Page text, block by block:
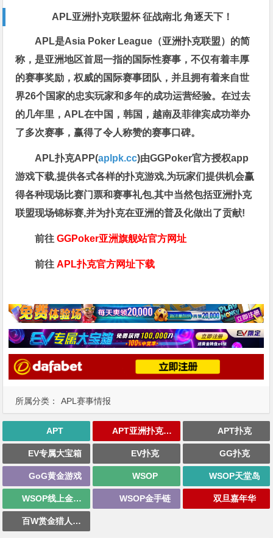
所属分类： APL赛事情报
APL亚洲扑克联盟杯 征战南北 角逐天下！
APL是Asia Poker League（亚洲扑克联盟）的简
称，是亚洲地区首屈一指的国际性赛事，不仅有着丰厚
的赛事奖励，权威的国际赛事团队，并且拥有着来自世
界26个国家的忠实玩家和多年的成功运营经验。在过去
的几年里，APL在中国，韩国，越南及菲律宾成功举办
了多次赛事，赢得了令人称赞的赛事口碑。
APL扑克APP(aplpk.cc)由GGPoker官方授权app
游戏下载,提供各式各样的扑克游戏,为玩家们提供机会赢
得各种现场比赛门票和赛事礼包,其中当然包括亚洲扑克
联盟现场锦标赛,并为扑克在亚洲的普及化做出了贡献!
前往GGPoker亚洲旗舰站官方网址
前往APL扑克官方网址下载
APT APT亚洲扑克巡回赛 APT扑克
EV专属大宝箱 EV扑克 GG扑克
GoG黄金游戏 WSOP WSOP天堂岛
WSOP线上金手链 WSOP金手链 双旦嘉年华
百W赏金猎人大奖赛